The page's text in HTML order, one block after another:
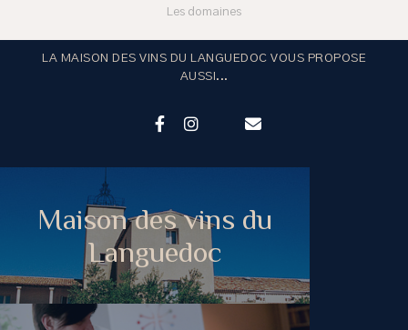
Les domaines
LA MAISON DES VINS DU LANGUEDOC VOUS PROPOSE
AUSSI...
Maison des vins du
Languedoc